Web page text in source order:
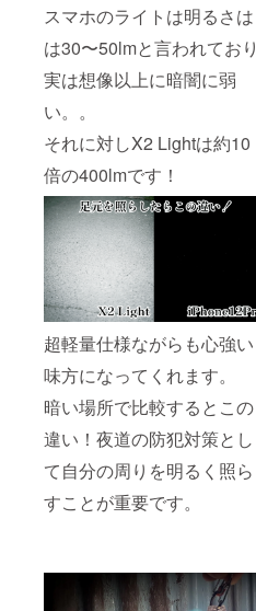
スマホのライトは明るさは
は30〜50lmと言われており
実は想像以上に暗闇に弱
い。。
それに対しX2 Lightは約10
倍の400lmです！
超軽量仕様ながらも心強い
味方になってくれます。
暗い場所で比較するとこの
違い！夜道の防犯対策とし
て自分の周りを明るく照ら
すことが重要です。